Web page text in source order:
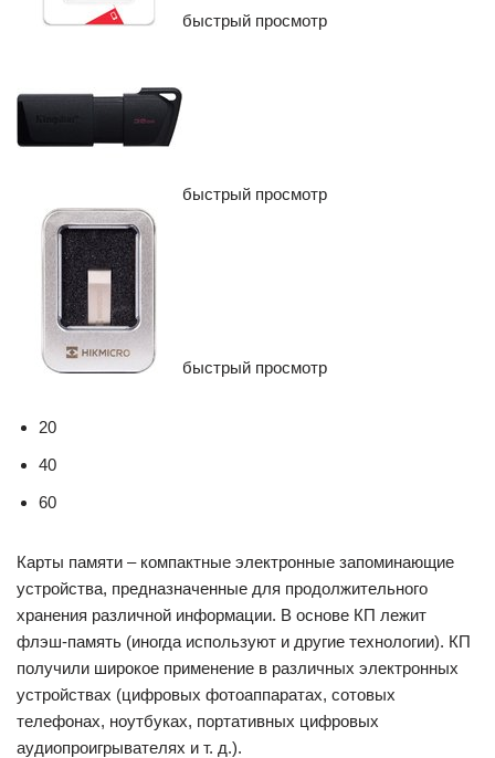
быстрый просмотр
быстрый просмотр
быстрый просмотр
20
40
60
Карты памяти – компактные электронные запоминающие
устройства, предназначенные для продолжительного
хранения различной информации. В основе КП лежит
флэш-память (иногда используют и другие технологии). КП
получили широкое применение в различных электронных
устройствах (цифровых фотоаппаратах, сотовых
телефонах, ноутбуках, портативных цифровых
аудиопроигрывателях и т. д.).